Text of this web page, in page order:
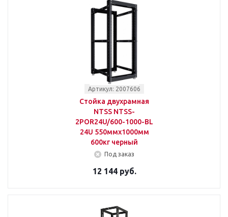
Артикул: 2007606
Стойка двухрамная
NTSS NTSS-
2POR24U/600-1000-BL
24U 550ммx1000мм
600кг черный
Под заказ
12 144 руб.